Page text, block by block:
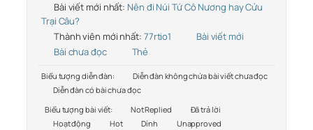
Bài viết mới nhất: Nên đi Núi Tứ Cô Nương hay Cửu
Trại Câu?
Thành viên mới nhất: 77rtio1
Bài viết mới
Bài chưa đọc
Thẻ
Biểu tượng diễn đàn:
Diễn đàn không chứa bài viết chưa đọc
Diễn đàn có bài chưa đọc
Biểu tượng bài viết:
Not Replied
Đã trả lời
Hoạt động
Hot Dính Unapproved